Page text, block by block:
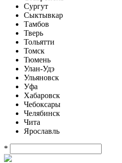
Сургут
Сыктывкар
Тамбов
Тверь
Тольятти
Томск
Тюмень
Улан-Удэ
Ульяновск
Уфа
Хабаровск
Чебоксары
Челябинск
Чита
Ярославль
*